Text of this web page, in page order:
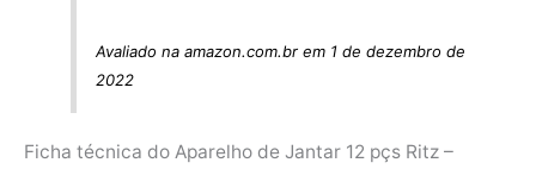
Avaliado na amazon.com.br em 1 de dezembro de
2022
Ficha técnica do Aparelho de Jantar 12 pçs Ritz –